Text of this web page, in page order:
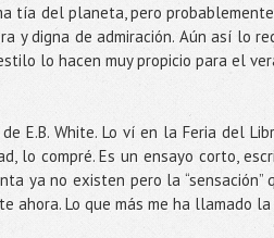
tía del planeta, pero
y digna de admiración. Aún así lo
lo hacen muy propicio para el
de E.B. White. Lo ví en la Feria del
lo compré. Es un ensayo corto,
ya no existen pero la
ahora. Lo que más me ha llamado